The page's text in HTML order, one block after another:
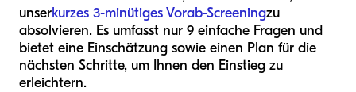
unserkurzes 3-minütiges Vorab-Screeningzu
absolvieren. Es umfasst nur 9 einfache Fragen und
bietet eine Einschätzung sowie einen Plan für die
nächsten Schritte, um Ihnen den Einstieg zu
erleichtern.